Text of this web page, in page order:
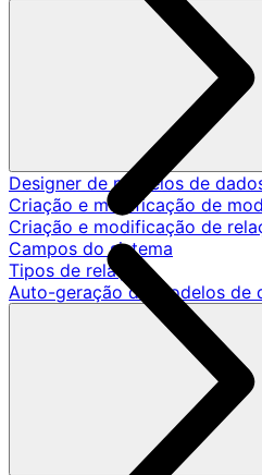
Designer de modelos de
Criação e modificação de
Criação e modificação de
Campos do sistema
Tipos de relação
Auto-geração de modelos de